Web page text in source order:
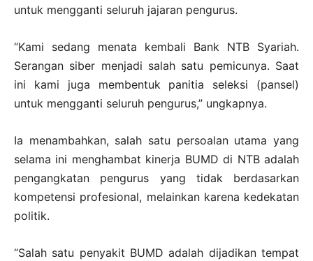
untuk mengganti seluruh jajaran pengurus.
“Kami sedang menata kembali Bank NTB Syariah.
Serangan siber menjadi salah satu pemicunya. Saat
ini kami juga membentuk panitia seleksi (pansel)
untuk mengganti seluruh pengurus,” ungkapnya.
Ia menambahkan, salah satu persoalan utama yang
selama ini menghambat kinerja BUMD di NTB adalah
pengangkatan pengurus yang tidak berdasarkan
kompetensi profesional, melainkan karena kedekatan
politik.
“Salah satu penyakit BUMD adalah dijadikan tempat